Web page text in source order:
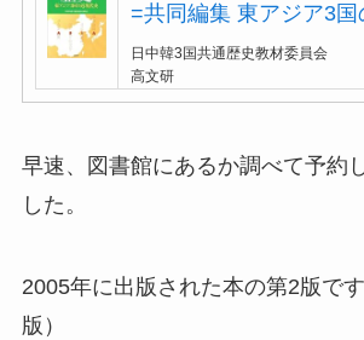
=共同編集 東アジア3国
日中韓3国共通歴史教材委員会
高文研
早速、図書館にあるか調べて予約
した。
2005年に出版された本の第2版で
版）